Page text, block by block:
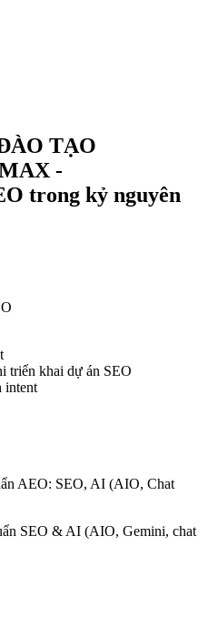
TẠO
-
trong kỷ nguyên
triển khai dự án SEO
intent
AEO: SEO, AI (AIO, Chat
SEO & AI (AIO, Gemini, chat